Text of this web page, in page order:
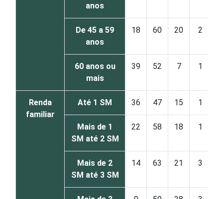
anos
De 45 a 59
anos
18 60 20 2
60 anos ou
mais
39 52 7 1
Renda
familiar
Até 1 SM 36 47 15 1
Mais de 1
SM até 2 SM
22 58 18 1
Mais de 2
SM até 3 SM
14 63 21 3